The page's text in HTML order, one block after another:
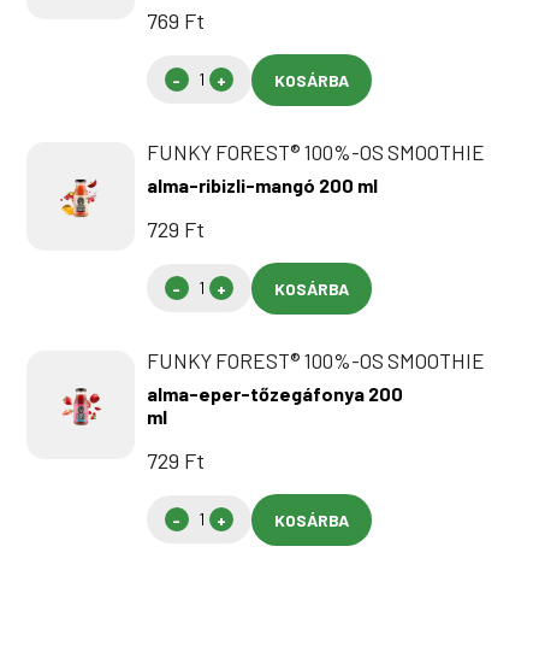
769 Ft
KOSÁRBA
FUNKY FOREST® 100%-OS SMOOTHIE
alma-ribizli-mangó 200 ml
729 Ft
KOSÁRBA
FUNKY FOREST® 100%-OS SMOOTHIE
alma-eper-tőzegáfonya 200
ml
729 Ft
KOSÁRBA